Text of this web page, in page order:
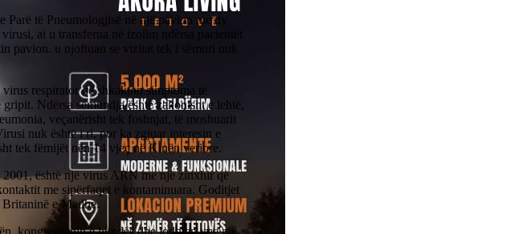
të Pneumologjisë në një pavion me dy
ai u transferua në izolim ndërsa pacientët
pavion. u njoftuan se vizitat tek i sëmuri nuk
respirator që shkakton simptoma të
Ndërsa sëmundja është zakonisht e lehtë,
veçanërisht tek foshnjat, të moshuarit
nuk është i ri, por ka zgjuar interesin e
tek fëmijët nën 14 vjeç në Kinën veriore.
është një virus ARN me një zinxhir që
me sipërfaqet e kontaminuara. Goditjet
e Madhe.
kongjestionin e hundës dhe lodhjen, me një